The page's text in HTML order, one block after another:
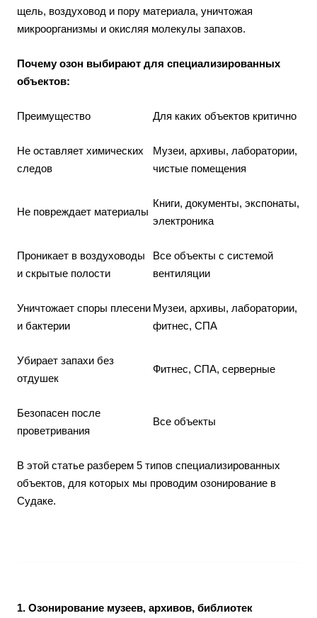
щель, воздуховод и пору материала, уничтожая
микроорганизмы и окисляя молекулы запахов.
Почему озон выбирают для специализированных
объектов:
Преимущество Для каких объектов критично
Не оставляет химических
следов
Музеи, архивы, лаборатории,
чистые помещения
Не повреждает материалы
Книги, документы, экспонаты,
электроника
Проникает в воздуховоды
и скрытые полости
Все объекты с системой
вентиляции
Уничтожает споры плесени
и бактерии
Музеи, архивы, лаборатории,
фитнес, СПА
Убирает запахи без
отдушек
Фитнес, СПА, серверные
Безопасен после
проветривания
Все объекты
В этой статье разберем 5 типов специализированных
объектов, для которых мы проводим озонирование в
Судаке.
1. Озонирование музеев, архивов, библиотек